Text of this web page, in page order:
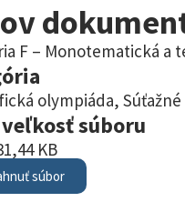
F – Monotematická a
olympiáda,
súboru
KB
súbor